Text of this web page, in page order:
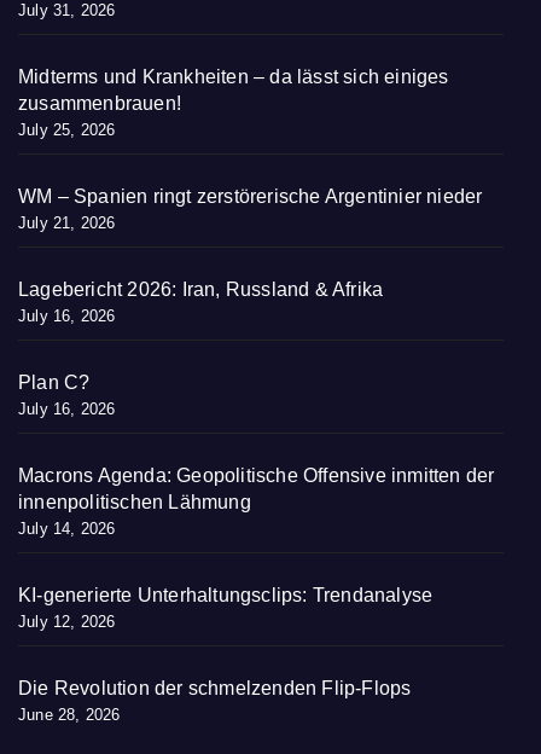
July 31, 2026
Midterms und Krankheiten – da lässt sich einiges
zusammenbrauen!
July 25, 2026
WM – Spanien ringt zerstörerische Argentinier nieder
July 21, 2026
Lagebericht 2026: Iran, Russland & Afrika
July 16, 2026
Plan C?
July 16, 2026
Macrons Agenda: Geopolitische Offensive inmitten der
innenpolitischen Lähmung
July 14, 2026
KI-generierte Unterhaltungsclips: Trendanalyse
July 12, 2026
Die Revolution der schmelzenden Flip-Flops
June 28, 2026